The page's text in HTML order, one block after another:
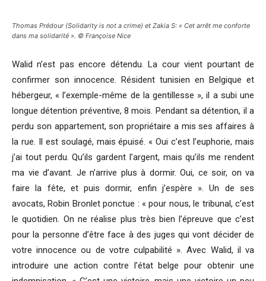
Thomas Prédour (Solidarity is not a crime) et Zakia S: « Cet arrêt me conforte
dans ma solidarité ». © Françoise Nice
Walid n’est pas encore détendu. La cour vient pourtant de
confirmer son innocence. Résident tunisien en Belgique et
hébergeur, « l’exemple-même de la gentillesse », il a subi une
longue détention préventive, 8 mois. Pendant sa détention, il a
perdu son appartement, son propriétaire a mis ses affaires à
la rue. Il est soulagé, mais épuisé. « Oui c’est l’euphorie, mais
j’ai tout perdu. Qu’ils gardent l’argent, mais qu’ils me rendent
ma vie d’avant. Je n’arrive plus à dormir. Oui, ce soir, on va
faire la fête, et puis dormir, enfin j’espère ». Un de ses
avocats, Robin Bronlet ponctue : « pour nous, le tribunal, c’est
le quotidien. On ne réalise plus très bien l’épreuve que c’est
pour la personne d’être face à des juges qui vont décider de
votre innocence ou de votre culpabilité ». Avec Walid, il va
introduire une action contre l’état belge pour obtenir une